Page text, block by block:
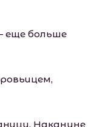
еще больше
Накануне